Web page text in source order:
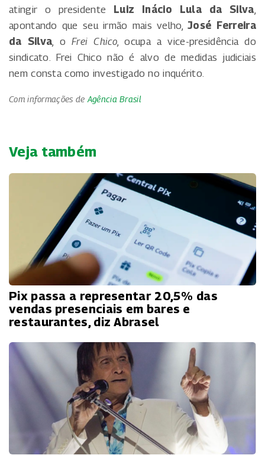
atingir o presidente Luiz Inácio Lula da Silva
apontando que seu irmão mais velho,José Ferreira
da Silva , oFrei Chico, ocupa a vice-presidência do
sindicato. Frei Chico não é alvo de medidas judiciais
nem consta como investigado no inquérito.
Com informações de Agência Brasil
Veja também
Pix passa a representar 20,5% das
vendas presenciais em bares e
restaurantes, diz Abrasel